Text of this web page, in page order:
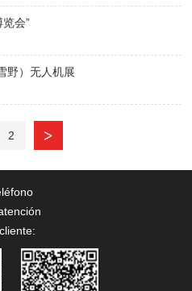
会”
野）无人机展
2 >